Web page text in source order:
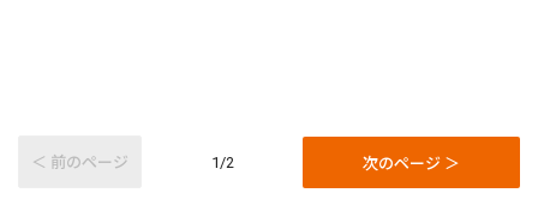
＜ 前のページ 1/2 次のページ ＞